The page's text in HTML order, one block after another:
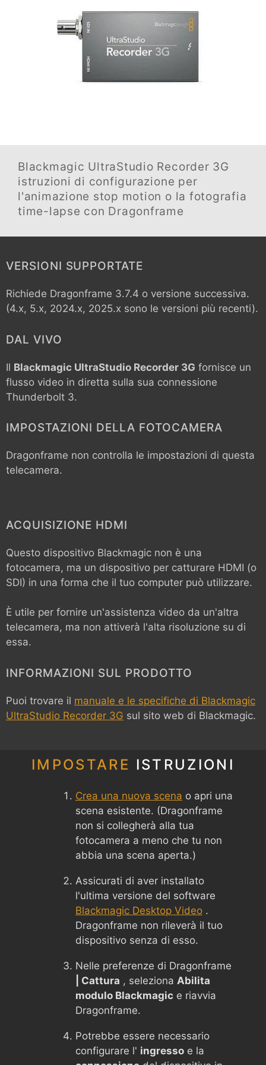
Blackmagic UltraStudio Recorder 3G
istruzioni di configurazione per
l'animazione stop motion o la fotografia
time-lapse con Dragonframe
VERSIONI SUPPORTATE
Richiede Dragonframe 3.7.4 o versione successiva.
(4.x, 5.x, 2024.x, 2025.x sono le versioni più recenti).
DAL VIVO
Il Blackmagic UltraStudio Recorder 3G fornisce un
flusso video in diretta sulla sua connessione
Thunderbolt 3.
IMPOSTAZIONI DELLA FOTOCAMERA
Dragonframe non controlla le impostazioni di questa
telecamera.
ACQUISIZIONE HDMI
Questo dispositivo Blackmagic non è una
fotocamera, ma un dispositivo per catturare HDMI (o
SDI) in una forma che il tuo computer può utilizzare.
È utile per fornire un'assistenza video da un'altra
telecamera, ma non attiverà l'alta risoluzione su di
essa.
INFORMAZIONI SUL PRODOTTO
Puoi trovare il manuale e le specifiche di Blackmagic
UltraStudio Recorder 3G sul sito web di Blackmagic.
IMPOSTARE ISTRUZIONI
Crea una nuova scena o apri una
scena esistente. (Dragonframe
non si collegherà alla tua
fotocamera a meno che tu non
abbia una scena aperta.)
Assicurati di aver installato
l'ultima versione del software
Blackmagic Desktop Video .
Dragonframe non rileverà il tuo
dispositivo senza di esso.
Nelle preferenze di Dragonframe
| Cattura , seleziona Abilita
modulo Blackmagic e riavvia
Dragonframe.
Potrebbe essere necessario
configurare l' ingresso e la